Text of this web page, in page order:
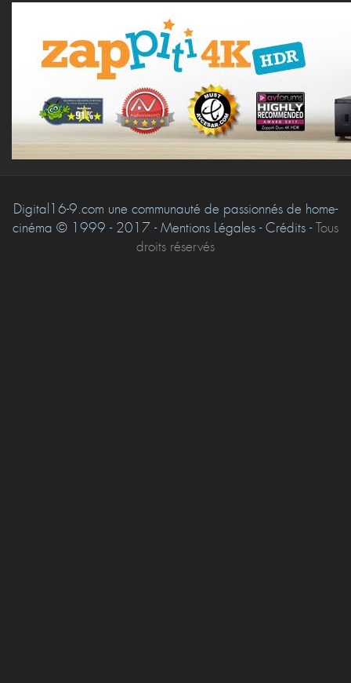
Digital16-9.com une communauté de passionnés de home-
cinéma © 1999 - 2017 - Mentions Légales - Crédits -Tous
droits réservés